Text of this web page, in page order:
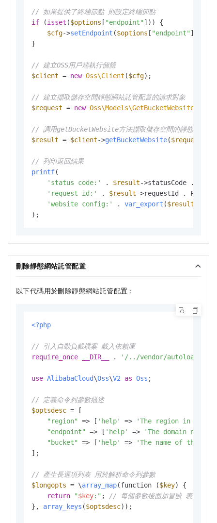
// 如果提供了終端節點 則設定終端節點
if (isset ($options [ "endpoint" ])) {
$cfg->setEndpoint ($options [ "endpoint" ]);
}
// 建立OSS用戶端執行個體
$client = new Oss\Client ($cfg);
// 建立擷取儲存空間靜態網站託管配置的請求對象
$request = new
// 調用getBucketWebsite方法擷取儲存空間的靜態網站託
$result = $client->getBucketWebsite($request
// 列印返回結果
printf(
'status code:'
. $result->statusCode .
'request id:'
. $result->requestId .
'website config:'
. var_export ($result
刪除靜態網站託管配置
以下代碼用於刪除靜態網站託管配置：
<?php
// 引入自動負載檔案 載入依賴庫
require_once
__DIR__ . '/../vendor/autoload.php'
use AlibabaCloud\Oss\V2 as Oss ;
// 定義命令列參數描述
$optsdesc = [
"region"
=> [ 'help' =>
'The region in
"endpoint"
=> [ 'help' =>
'The domain
"bucket"
=> [ 'help' =>
'The name of the
];
// 產生長選項列表 用於解析命令列參數
$longopts = \array_map(function ($key) {
return
"$key:" ;
// 每個參數後面加冒號 表示需要
}, array_keys ($optsdesc));